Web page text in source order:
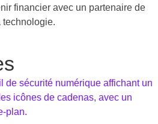
financier avec un partenaire de
technologie.